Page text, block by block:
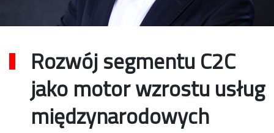
Rozwój segmentu C2C
jako motor wzrostu usług
międzynarodowych